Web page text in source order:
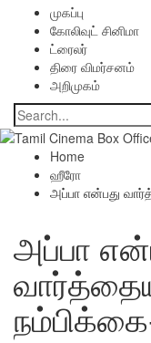
முகப்பு
கோலிவுட் சினிமா
ட்ரைலர்
திரை விமர்சனம்
அறிமுகம்
Home
ஹீரோ
அப்பா என்பது
அப்பா